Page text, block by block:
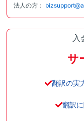
法人の方：
入
サ
翻訳の実
翻訳